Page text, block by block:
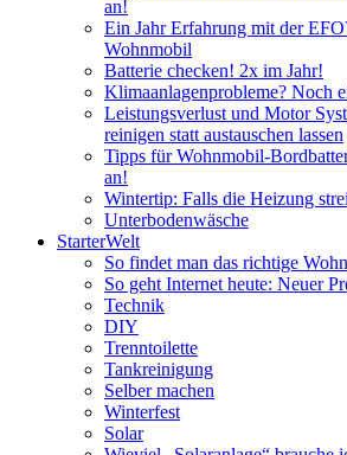
an!
Ein Jahr Erfahrung mit der
Wohnmobil
Batterie checken! 2x im Jahr!
Klimaanlagenprobleme? Noch
Leistungsverlust und Motor
reinigen statt austauschen lassen
Tipps für Wohnmobil-
an!
Wintertip: Falls die Heizung
Unterbodenwäsche
StarterWelt
So findet man das richtige
So geht Internet heute: Neuer
Technik
DIY
Trenntoilette
Tankreinigung
Selber machen
Winterfest
Solar